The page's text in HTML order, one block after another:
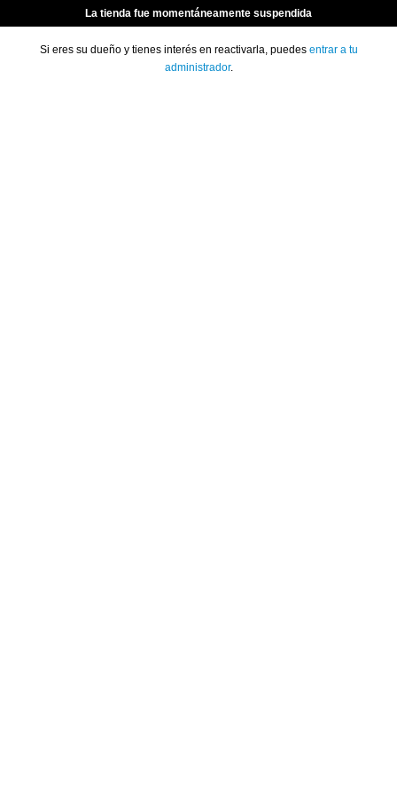
La tienda fue momentáneamente suspendida
Si eres su dueño y tienes interés en reactivarla, puedes entrar a tu
administrador.